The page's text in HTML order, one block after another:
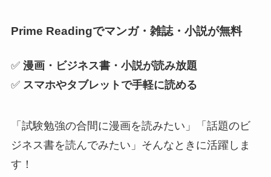
Prime Readingでマンガ・雑誌・小説が無料
✅ 漫画・ビジネス書・小説が読み放題
✅ スマホやタブレットで手軽に読める
「試験勉強の合間に漫画を読みたい」「話題のビ
ジネス書を読んでみたい」そんなときに活躍しま
す！